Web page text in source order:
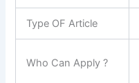
Type OF Article
Who Can Apply ?